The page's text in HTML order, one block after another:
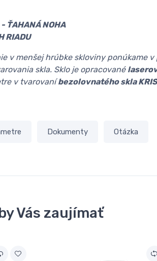
ŤAHANÁ NOHA
RIADU
v menšej hrúbke skloviny ponúkame v
skla. Sklo je opracované
v tvarovaníbezolovnatého skla
Dokumenty Otázka
Vás zaujímať